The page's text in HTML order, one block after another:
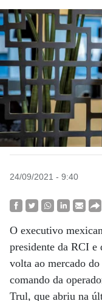
24/09/2021 - 9:40
O executivo
presidente da RCI e
volta ao mercado
comando da
Trul, que abriu na